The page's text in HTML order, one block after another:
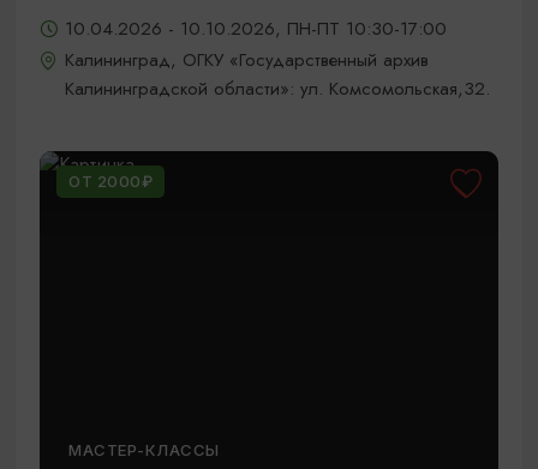
10.04.2026 - 10.10.2026, ПН-ПТ 10:30-17:00
Калининград, ОГКУ «Государственный архив
Калининградской области»: ул. Комсомольская,32.
ОТ 2000₽
МАСТЕР-КЛАССЫ